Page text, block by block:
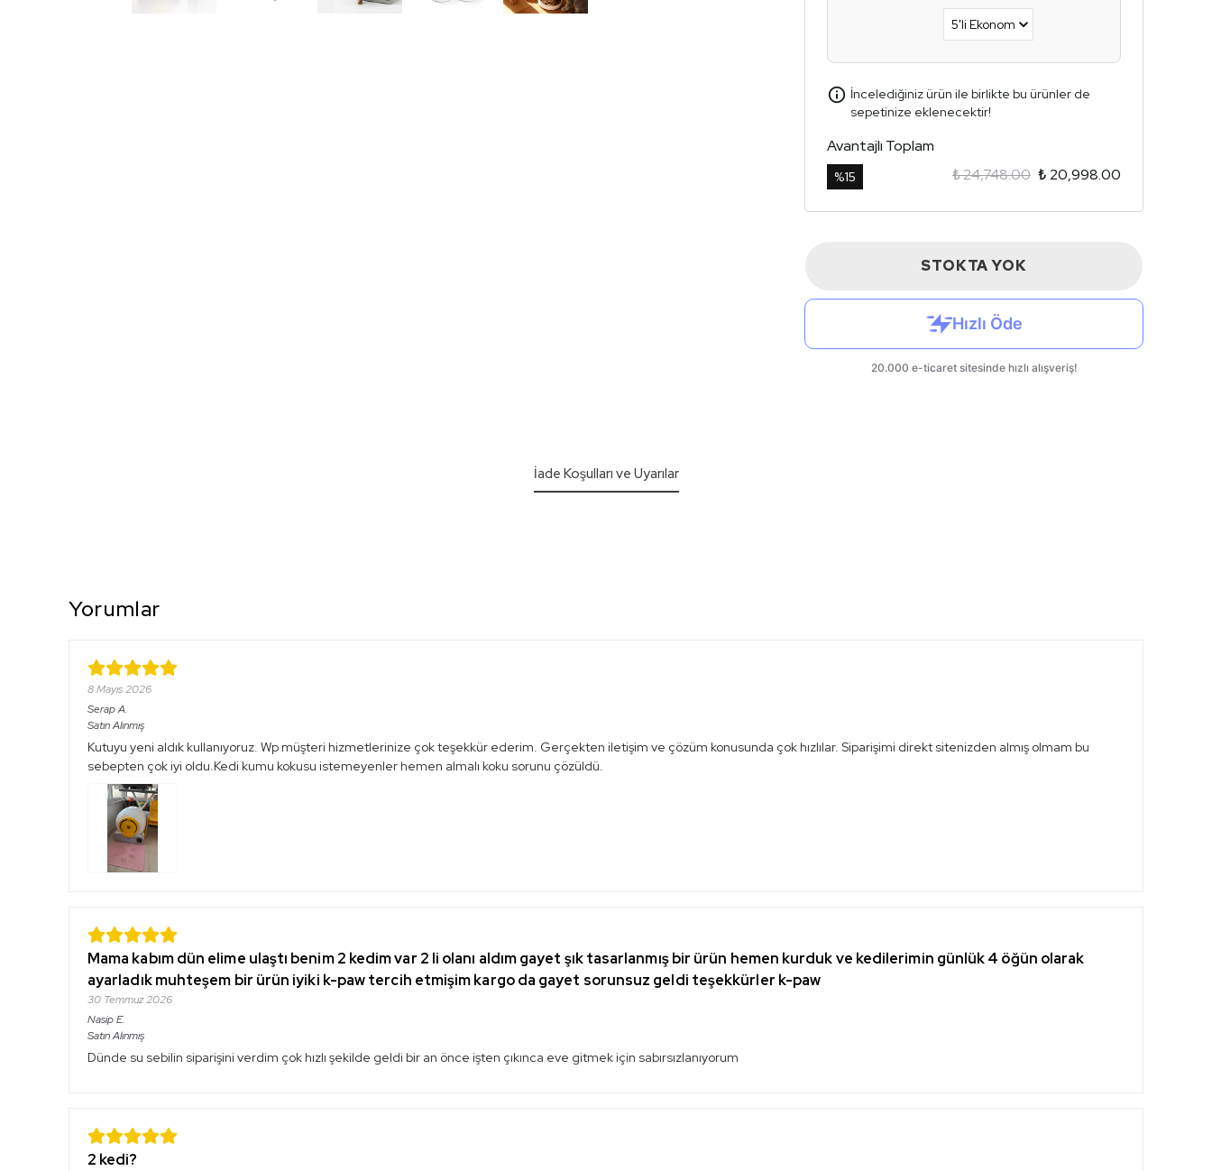
İncelediğiniz ürün ile birlikte bu ürünler de
sepetinize eklenecektir!
Avantajlı Toplam
%15 ₺ 24,748.00 ₺ 20,998.00
STOKTA YOK
İade Koşulları ve Uyarılar
Yorumlar
8 Mayıs 2026
SerapA.
Satın Alınmış
Kutuyu yeni aldık kullanıyoruz. Wp müşteri hizmetlerinize çok teşekkür ederim. Gerçekten iletişim ve çözüm konusunda çok hızlılar. Siparişimi direkt sitenizden almış olmam bu
sebepten çok iyi oldu.Kedi kumu kokusu istemeyenler hemen almalı koku sorunu çözüldü.
Mama kabım dün elime ulaştı benim 2 kedim var 2 li olanı aldım gayet şık tasarlanmış bir ürün hemen kurduk ve kedilerimin günlük 4 öğün olarak
ayarladık muhteşem bir ürün iyiki k-paw tercih etmişim kargo da gayet sorunsuz geldi teşekkürler k-paw
30 Temmuz 2026
NasipE.
Satın Alınmış
Dünde su sebilin siparişini verdim çok hızlı şekilde geldi bir an önce işten çıkınca eve gitmek için sabırsızlanıyorum
2 kedi?